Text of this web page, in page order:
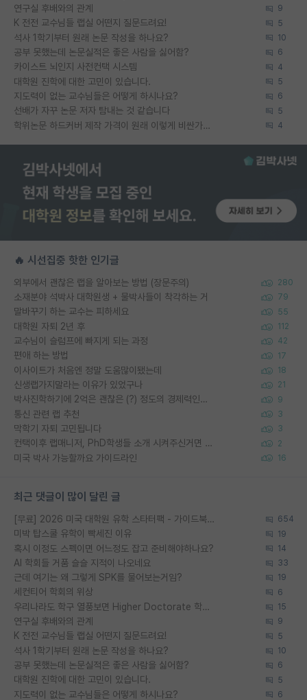
연구실 후배와의 관계 9
K 전전 교수님들 랩실 어떤지 질문드려요! 5
석사 1학기부터 원래 논문 작성을 하나요? 10
공부 못했는데 논문실적은 좋은 사람을 싫어함? 6
카이스트 뇌인지 사전컨택 시스템 4
대학원 진학에 대한 고민이 있습니다. 5
지도력이 없는 교수님들은 어떻게 하시나요? 6
선배가 자꾸 논문 저자 탐내는 것 같습니다 5
학위논문 하드커버 제작 가격이 원래 이렇게 비싼가요? 4
🔥 시선집중 핫한 인기글
외부에서 괜찮은 랩을 알아보는 방법 (장문주의) 280
소재분야 석박사 대학원생 + 물박사들이 착각하는 거 79
말바꾸기 하는 교수는 피하세요 55
대학원 자퇴 2년 후 112
교수님이 슬럼프에 빠지게 되는 과정 42
편애 하는 방법 17
이사이트가 처음엔 정말 도움많이됐는데 18
신생랩가지말라는 이유가 있었구나 21
박사진학하기에 2억은 괜찮은 (?) 정도의 경제력인가요 9
통신 관련 랩 추천 3
막학기 자퇴 고민됩니다 3
컨택이후 랩매니저, PhD학생들 소개 시켜주신거면 거의 컨펌에 가깝나요? 2
미국 박사 가능할까요 가이드라인 16
최근 댓글이 많이 달린 글
[무료] 2026 미국 대학원 유학 스타터팩 - 가이드북 & 합격자 컨택메일 템플릿 654
미박 탑스쿨 유학이 빡세진 이유 19
혹시 이정도 스펙이면 어느정도 잡고 준비해야하나요? 14
AI 학회들 거품 슬슬 지적이 나오네요 33
근데 여기는 왜 그렇게 SPK를 물어보는거임? 19
세컨티어 학회의 위상 6
우리나라도 학구 열풍보면 Higher Doctorate 학위가 필요하다고 봅니다. 15
연구실 후배와의 관계 9
K 전전 교수님들 랩실 어떤지 질문드려요! 5
석사 1학기부터 원래 논문 작성을 하나요? 10
공부 못했는데 논문실적은 좋은 사람을 싫어함? 6
대학원 진학에 대한 고민이 있습니다. 5
지도력이 없는 교수님들은 어떻게 하시나요? 6